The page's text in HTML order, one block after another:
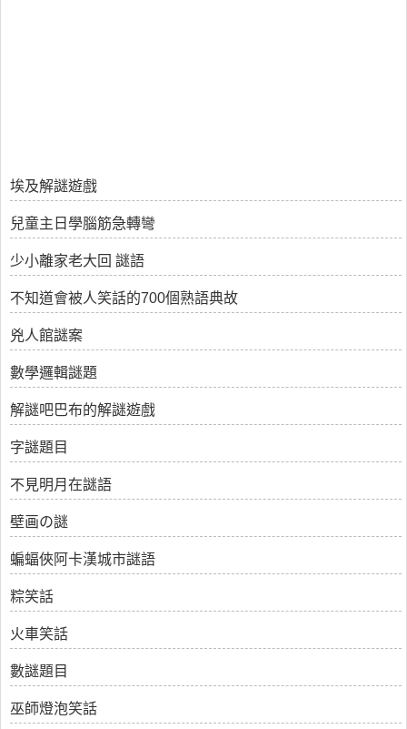
埃及解謎遊戲
兒童主日學腦筋急轉彎
少小離家老大回 謎語
不知道會被人笑話的700個熟語典故
兇人館謎案
數學邏輯謎題
解謎吧巴布的解謎遊戲
字謎題目
不見明月在謎語
壁画の謎
蝙蝠俠阿卡漢城市謎語
粽笑話
火車笑話
數謎題目
巫師燈泡笑話